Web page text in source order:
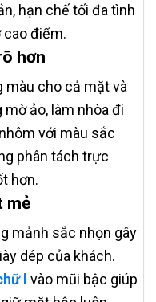
hạn chế tối đa tình
điểm.
hơn
màu cho cả mặt và
ảo, làm nhòa đi
với màu sắc
phân tách trực
hơn.
mẻ
mảnh sắc nhọn gây
dép của khách.
l vào mũi bậc giúp